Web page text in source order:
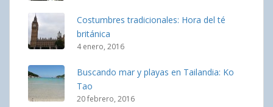
Costumbres tradicionales: Hora del té
británica
4 enero, 2016
Buscando mar y playas en Tailandia: Ko
Tao
20 febrero, 2016